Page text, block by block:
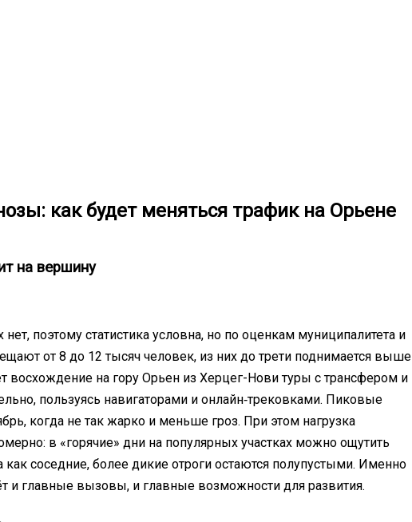
как будет меняться трафик на Орьене
на вершину
нет, поэтому статистика условна, но по оценкам муниципалитета и
от 8 до 12 тысяч человек, из них до трети поднимается выше
восхождение на гору Орьен из Херцег-Нови туры с трансфером и
пользуясь навигаторами и онлайн‑трековками. Пиковые
когда не так жарко и меньше гроз. При этом нагрузка
в «горячие» дни на популярных участках можно ощутить
как соседние, более дикие отроги остаются полупустыми. Именно
и главные вызовы, и главные возможности для развития.